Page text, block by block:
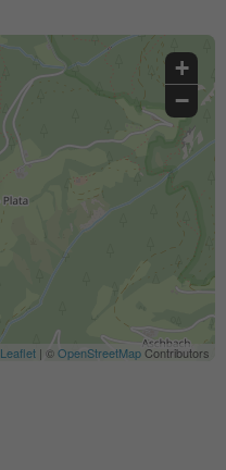
+
−
Leaflet | ©OpenStreetMapContributors